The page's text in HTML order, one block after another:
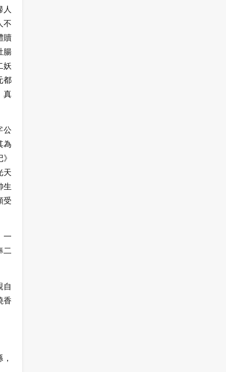
不
贖
腸
妖
都
真
公
為
天
生
受
一
二
自
香